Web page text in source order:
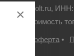
×neovolt.ru,
стоимость
оферта •